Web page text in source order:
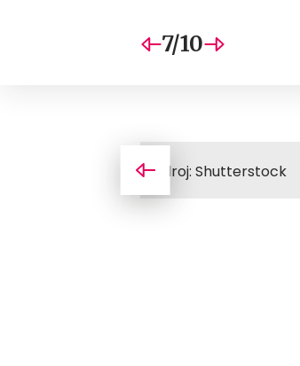
7/10
Zdroj: Shutterstock